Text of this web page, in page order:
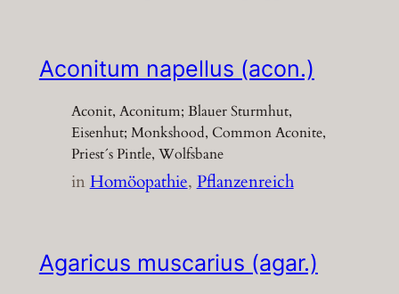
Aconitum napellus (acon.)
Aconit, Aconitum; Blauer Sturmhut,
Eisenhut; Monkshood, Common Aconite,
Priest´s Pintle, Wolfsbane
inHomöopathie, Pflanzenreich
Agaricus muscarius (agar.)